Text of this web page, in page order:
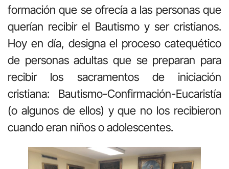
formación que se ofrecía a las personas que
querían recibir el Bautismo y ser cristianos.
Hoy en día, designa el proceso catequético
de personas adultas que se preparan para
recibir los sacramentos de iniciación
cristiana: Bautismo-Confirmación-Eucaristía
(o algunos de ellos) y que no los recibieron
cuando eran niños o adolescentes.